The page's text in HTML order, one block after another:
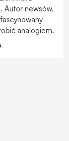
Autor newsów,
analogiem.